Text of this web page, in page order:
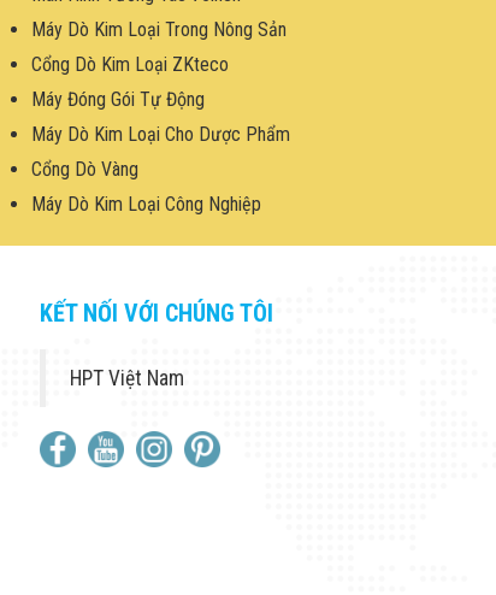
Máy Dò Kim Loại Trong Nông Sản
Cổng Dò Kim Loại ZKteco
Máy Đóng Gói Tự Động
Máy Dò Kim Loại Cho Dược Phẩm
Cổng Dò Vàng
Máy Dò Kim Loại Công Nghiệp
KẾT NỐI VỚI CHÚNG TÔI
HPT Việt Nam